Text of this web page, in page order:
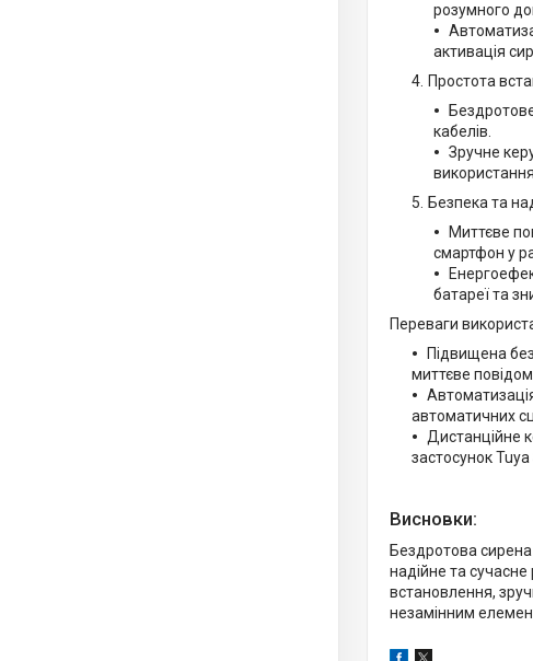
розумного
активація
Простота
кабелів.
Зручне
Безпека та
Миттєве
смартфон у
батареї та
Переваги
Підвищена
миттєве
автоматичних
Дистанційне
застосунок
Висновки:
Бездротова
надійне та
встановлення,
незамінним